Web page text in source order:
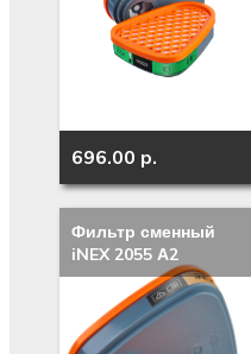
696.00 p.
Фильтр сменный
iNEX 2055 А2